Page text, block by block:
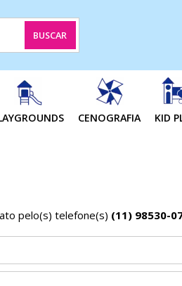
CENOGRAFIA KID
pelo(s) telefone(s) (11) 98530-